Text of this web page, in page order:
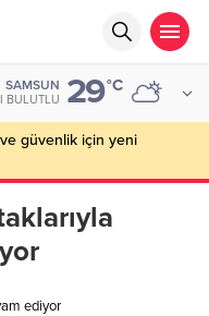
SAMSUN
BULUTLU 29°C
ve güvenlik için yeni
ediyor